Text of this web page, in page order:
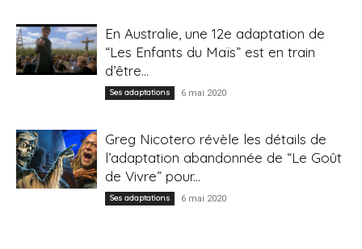
En Australie, une 12e adaptation de
“Les Enfants du Maïs” est en train
d’être...
Ses adaptations 6 mai 2020
Greg Nicotero révèle les détails de
l’adaptation abandonnée de “Le Goût
de Vivre” pour...
Ses adaptations 6 mai 2020